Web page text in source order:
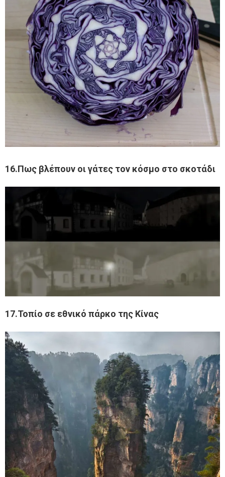
16.Πως βλέπουν οι γάτες τον κόσμο στο σκοτάδι
17.Τοπίο σε εθνικό πάρκο της Κίνας